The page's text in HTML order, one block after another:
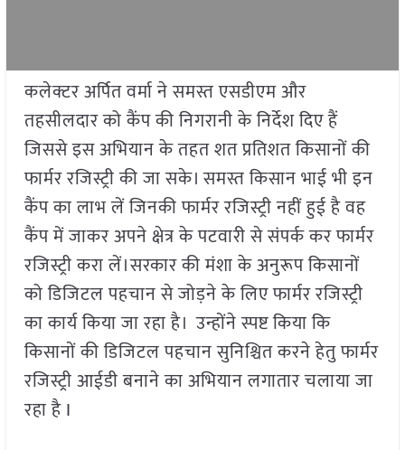
कलेक्टर अर्पित वर्मा ने समस्त एसडीएम और
तहसीलदार को कैंप की निगरानी के निर्देश दिए हैं
जिससे इस अभियान के तहत शत प्रतिशत किसानों की
फार्मर रजिस्ट्री की जा सके। समस्त किसान भाई भी इन
कैंप का लाभ लें जिनकी फार्मर रजिस्ट्री नहीं हुई है वह
कैंप में जाकर अपने क्षेत्र के पटवारी से संपर्क कर फार्मर
रजिस्ट्री करा लें।सरकार की मंशा के अनुरूप किसानों
को डिजिटल पहचान से जोड़ने के लिए फार्मर रजिस्ट्री
का कार्य किया जा रहा है। उन्होंने स्पष्ट किया कि
किसानों की डिजिटल पहचान सुनिश्चित करने हेतु फार्मर
रजिस्ट्री आईडी बनाने का अभियान लगातार चलाया जा
रहा है I